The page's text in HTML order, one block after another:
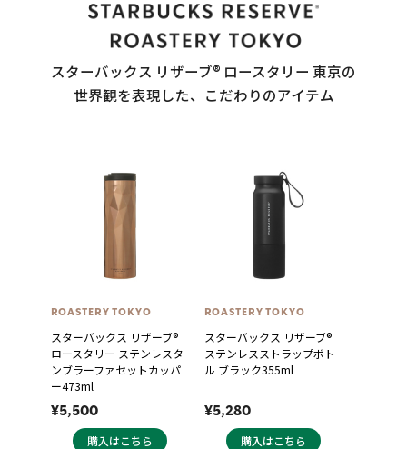
スターバックス リザーブ® ロースタリー 東京の
世界観を表現した、こだわりのアイテム
ROASTERY TOKYO
スターバックス リザーブ®
ロースタリー ステンレスタ
ンブラーファセットカッパ
ー473ml
¥5,500
購入はこちら
ROASTERY TOKYO
スターバックス リザーブ®
ステンレスストラップボト
ル ブラック355ml
¥5,280
購入はこちら